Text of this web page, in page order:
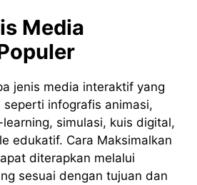
Media
jenis media interaktif yang
seperti infografis animasi,
simulasi, kuis digital,
edukatif. Cara Maksimalkan
diterapkan melalui
sesuai dengan tujuan dan